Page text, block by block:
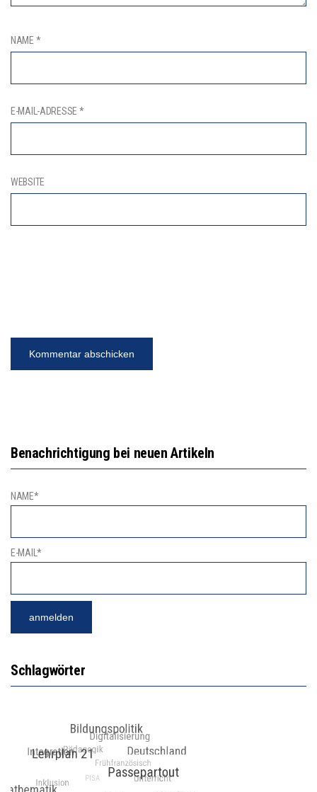
NAME *
E-MAIL-ADRESSE *
WEBSITE
Benachrichtigung bei neuen Artikeln
NAME*
E-MAIL*
Schlagwörter